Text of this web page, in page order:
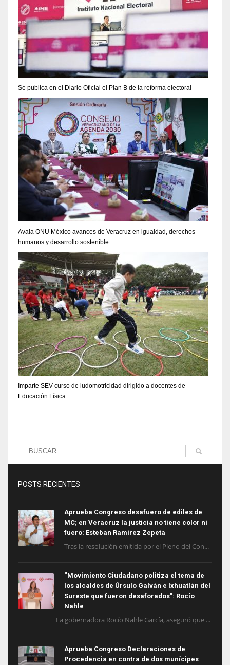
Se publica en el Diario Oficial el Plan B de la reforma electoral
Avala ONU México avances de Veracruz en igualdad, derechos
humanos y desarrollo sostenible
Imparte SEV curso de ludomotricidad dirigido a docentes de
Educación Física
POSTS RECIENTES
Aprueba Congreso desafuero de ediles de
MC; en Veracruz la justicia no tiene color ni
fuero: Esteban Ramírez Zepeta
Tras la resolución emitida por el Pleno del Con...
“Movimiento Ciudadano politiza el tema de
los alcaldes de Úrsulo Galván e Ixhuatlán del
Sureste que fueron desaforados”: Rocío
Nahle
La gobernadora Rocío Nahle García, aseguró que ...
Aprueba Congreso Declaraciones de
Procedencia en contra de dos munícipes